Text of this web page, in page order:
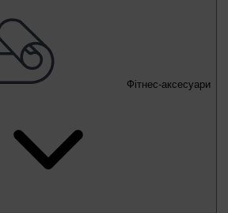
Фітнес-аксесуари